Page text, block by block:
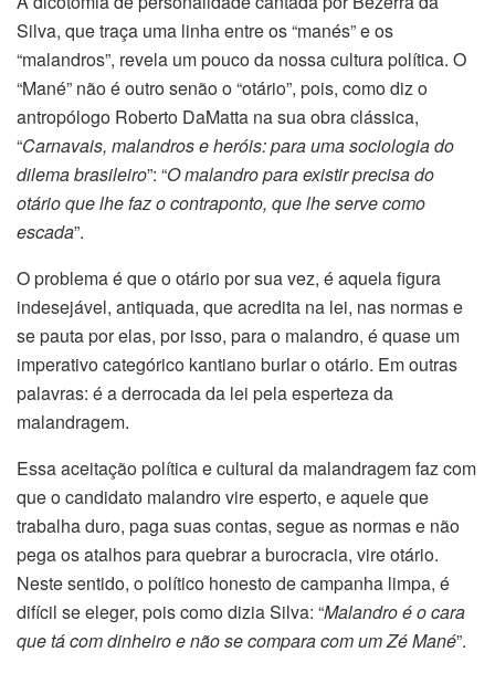
Silva, que traça uma linha entre os “manés” e os
“malandros”, revela um pouco da nossa cultura política. O
“Mané” não é outro senão o “otário”, pois, como diz o
antropólogo Roberto DaMatta na sua obra clássica,
“Carnavais, malandros e heróis: para uma sociologia do
dilema brasileiro”: “O malandro para existir precisa do
otário que lhe faz o contraponto, que lhe serve como
escada”.
O problema é que o otário por sua vez, é aquela figura
indesejável, antiquada, que acredita na lei, nas normas e
se pauta por elas, por isso, para o malandro, é quase um
imperativo categórico kantiano burlar o otário. Em outras
palavras: é a derrocada da lei pela esperteza da
malandragem.
Essa aceitação política e cultural da malandragem faz com
que o candidato malandro vire esperto, e aquele que
trabalha duro, paga suas contas, segue as normas e não
pega os atalhos para quebrar a burocracia, vire otário.
Neste sentido, o político honesto de campanha limpa, é
difícil se eleger, pois como dizia Silva: “Malandro é o cara
que tá com dinheiro e não se compara com um Zé Mané”.